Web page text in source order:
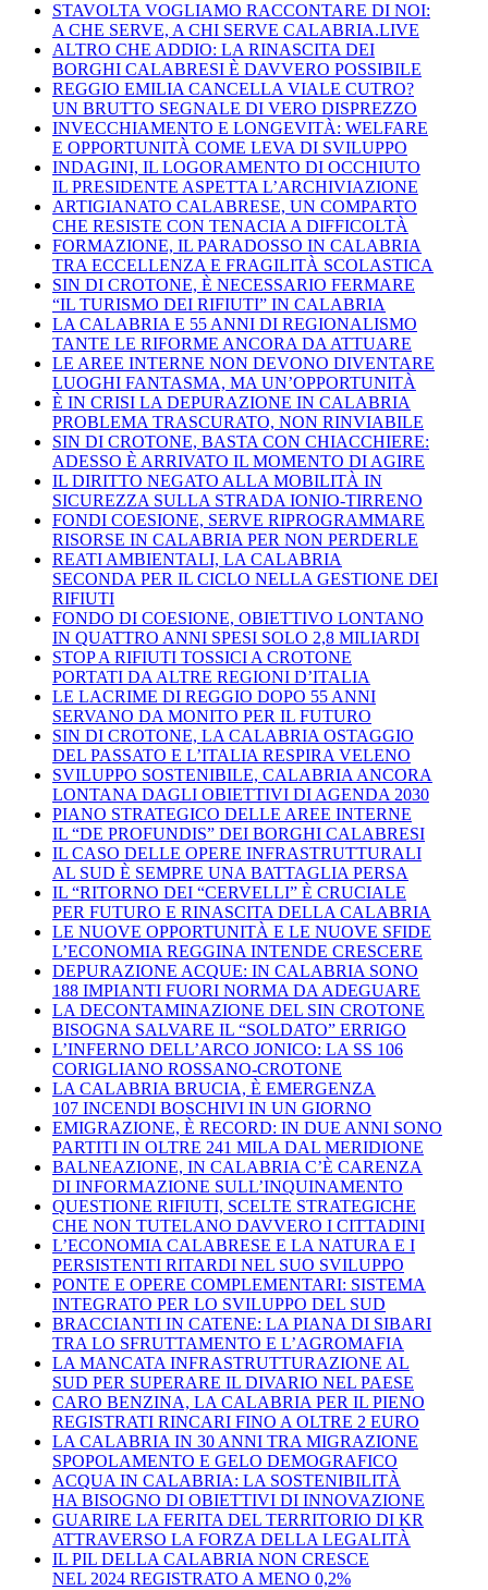
STAVOLTA VOGLIAMO RACCONTARE DI NOI:
A CHE SERVE, A CHI SERVE CALABRIA.LIVE
ALTRO CHE ADDIO: LA RINASCITA DEI
BORGHI CALABRESI È DAVVERO POSSIBILE
REGGIO EMILIA CANCELLA VIALE CUTRO?
UN BRUTTO SEGNALE DI VERO DISPREZZO
INVECCHIAMENTO E LONGEVITÀ: WELFARE
E OPPORTUNITÀ COME LEVA DI SVILUPPO
INDAGINI, IL LOGORAMENTO DI OCCHIUTO
IL PRESIDENTE ASPETTA L’ARCHIVIAZIONE
ARTIGIANATO CALABRESE, UN COMPARTO
CHE RESISTE CON TENACIA A DIFFICOLTÀ
FORMAZIONE, IL PARADOSSO IN CALABRIA
TRA ECCELLENZA E FRAGILITÀ SCOLASTICA
SIN DI CROTONE, È NECESSARIO FERMARE
“IL TURISMO DEI RIFIUTI” IN CALABRIA
LA CALABRIA E 55 ANNI DI REGIONALISMO
TANTE LE RIFORME ANCORA DA ATTUARE
LE AREE INTERNE NON DEVONO DIVENTARE
LUOGHI FANTASMA, MA UN’OPPORTUNITÀ
È IN CRISI LA DEPURAZIONE IN CALABRIA
PROBLEMA TRASCURATO, NON RINVIABILE
SIN DI CROTONE, BASTA CON CHIACCHIERE:
ADESSO È ARRIVATO IL MOMENTO DI AGIRE
IL DIRITTO NEGATO ALLA MOBILITÀ IN
SICUREZZA SULLA STRADA IONIO-TIRRENO
FONDI COESIONE, SERVE RIPROGRAMMARE
RISORSE IN CALABRIA PER NON PERDERLE
REATI AMBIENTALI, LA CALABRIA
SECONDA PER IL CICLO NELLA GESTIONE DEI
RIFIUTI
FONDO DI COESIONE, OBIETTIVO LONTANO
IN QUATTRO ANNI SPESI SOLO 2,8 MILIARDI
STOP A RIFIUTI TOSSICI A CROTONE
PORTATI DA ALTRE REGIONI D’ITALIA
LE LACRIME DI REGGIO DOPO 55 ANNI
SERVANO DA MONITO PER IL FUTURO
SIN DI CROTONE, LA CALABRIA OSTAGGIO
DEL PASSATO E L’ITALIA RESPIRA VELENO
SVILUPPO SOSTENIBILE, CALABRIA ANCORA
LONTANA DAGLI OBIETTIVI DI AGENDA 2030
PIANO STRATEGICO DELLE AREE INTERNE
IL “DE PROFUNDIS” DEI BORGHI CALABRESI
IL CASO DELLE OPERE INFRASTRUTTURALI
AL SUD È SEMPRE UNA BATTAGLIA PERSA
IL “RITORNO DEI “CERVELLI” È CRUCIALE
PER FUTURO E RINASCITA DELLA CALABRIA
LE NUOVE OPPORTUNITÀ E LE NUOVE SFIDE
L’ECONOMIA REGGINA INTENDE CRESCERE
DEPURAZIONE ACQUE: IN CALABRIA SONO
188 IMPIANTI FUORI NORMA DA ADEGUARE
LA DECONTAMINAZIONE DEL SIN CROTONE
BISOGNA SALVARE IL “SOLDATO” ERRIGO
L’INFERNO DELL’ARCO JONICO: LA SS 106
CORIGLIANO ROSSANO-CROTONE
LA CALABRIA BRUCIA, È EMERGENZA
107 INCENDI BOSCHIVI IN UN GIORNO
EMIGRAZIONE, È RECORD: IN DUE ANNI SONO
PARTITI IN OLTRE 241 MILA DAL MERIDIONE
BALNEAZIONE, IN CALABRIA C’È CARENZA
DI INFORMAZIONE SULL’INQUINAMENTO
QUESTIONE RIFIUTI, SCELTE STRATEGICHE
CHE NON TUTELANO DAVVERO I CITTADINI
L’ECONOMIA CALABRESE E LA NATURA E I
PERSISTENTI RITARDI NEL SUO SVILUPPO
PONTE E OPERE COMPLEMENTARI: SISTEMA
INTEGRATO PER LO SVILUPPO DEL SUD
BRACCIANTI IN CATENE: LA PIANA DI SIBARI
TRA LO SFRUTTAMENTO E L’AGROMAFIA
LA MANCATA INFRASTRUTTURAZIONE AL
SUD PER SUPERARE IL DIVARIO NEL PAESE
CARO BENZINA, LA CALABRIA PER IL PIENO
REGISTRATI RINCARI FINO A OLTRE 2 EURO
LA CALABRIA IN 30 ANNI TRA MIGRAZIONE
SPOPOLAMENTO E GELO DEMOGRAFICO
ACQUA IN CALABRIA: LA SOSTENIBILITÀ
HA BISOGNO DI OBIETTIVI DI INNOVAZIONE
GUARIRE LA FERITA DEL TERRITORIO DI KR
ATTRAVERSO LA FORZA DELLA LEGALITÀ
IL PIL DELLA CALABRIA NON CRESCE
NEL 2024 REGISTRATO A MENO 0,2%